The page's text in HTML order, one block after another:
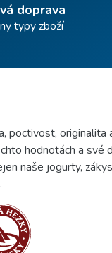
doprava
typy zboží
poctivost, originalita
hodnotách a své
naše jogurty,